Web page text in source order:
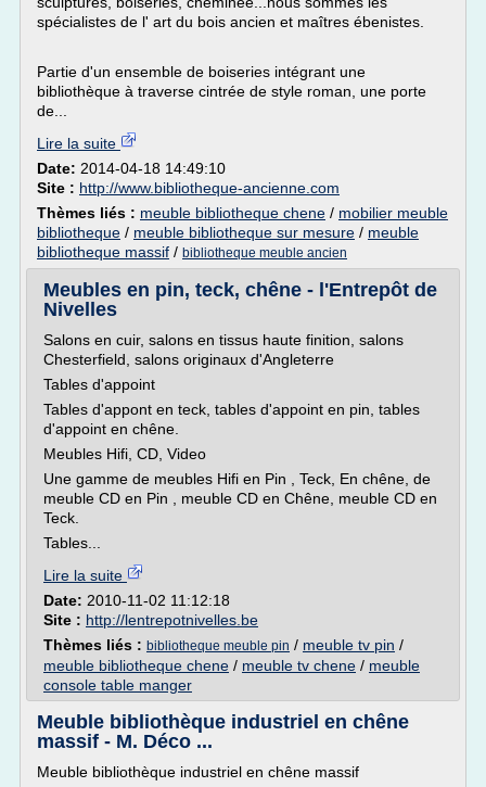
spécialistes de l' art du bois ancien et maîtres ébenistes.
Partie d'un ensemble de boiseries intégrant une
bibliothèque à traverse cintrée de style roman, une porte
de...
Lire la suite
Date: 2014-04-18 14:49:10
Site : http://www.bibliotheque-ancienne.com
Thèmes liés : meuble bibliotheque chene / mobilier meuble
bibliotheque / meuble bibliotheque sur mesure / meuble
bibliotheque massif / bibliotheque meuble ancien
Meubles en pin, teck, chêne - l'Entrepôt de
Nivelles
Salons en cuir, salons en tissus haute finition, salons
Chesterfield, salons originaux d'Angleterre
Tables d'appoint
Tables d'appont en teck, tables d'appoint en pin, tables
d'appoint en chêne.
Meubles Hifi, CD, Video
Une gamme de meubles Hifi en Pin , Teck, En chêne, de
meuble CD en Pin , meuble CD en Chêne, meuble CD en
Teck.
Tables...
Lire la suite
Date: 2010-11-02 11:12:18
Site : http://lentrepotnivelles.be
Thèmes liés : bibliotheque meuble pin / meuble tv pin /
meuble bibliotheque chene / meuble tv chene / meuble
console table manger
Meuble bibliothèque industriel en chêne
massif - M. Déco ...
Meuble bibliothèque industriel en chêne massif